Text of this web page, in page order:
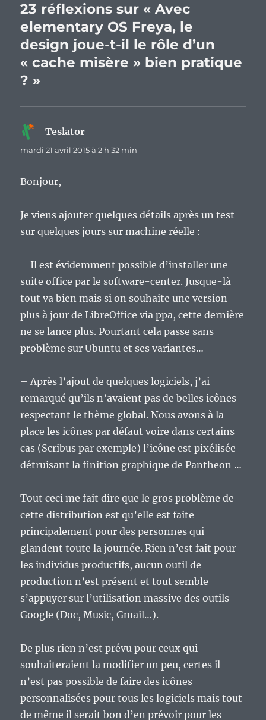
23 réflexions sur « Avec
elementary OS Freya, le
design joue-t-il le rôle d’un
« cache misère » bien pratique
? »
Teslator
mardi 21 avril 2015 à 2 h 32 min
Bonjour,
Je viens ajouter quelques détails après un test
sur quelques jours sur machine réelle :
– Il est évidemment possible d’installer une
suite office par le software-center. Jusque-là
tout va bien mais si on souhaite une version
plus à jour de LibreOffice via ppa, cette dernière
ne se lance plus. Pourtant cela passe sans
problème sur Ubuntu et ses variantes…
– Après l’ajout de quelques logiciels, j’ai
remarqué qu’ils n’avaient pas de belles icônes
respectant le thème global. Nous avons à la
place les icônes par défaut voire dans certains
cas (Scribus par exemple) l’icône est pixélisée
détruisant la finition graphique de Pantheon …
Tout ceci me fait dire que le gros problème de
cette distribution est qu’elle est faite
principalement pour des personnes qui
glandent toute la journée. Rien n’est fait pour
les individus productifs, aucun outil de
production n’est présent et tout semble
s’appuyer sur l’utilisation massive des outils
Google (Doc, Music, Gmail…).
De plus rien n’est prévu pour ceux qui
souhaiteraient la modifier un peu, certes il
n’est pas possible de faire des icônes
personnalisées pour tous les logiciels mais tout
de même il serait bon d’en prévoir pour les